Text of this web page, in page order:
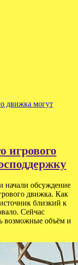
движка могут
игрового
начали обсуждение
движка. Как
близкий к
Сейчас
возможные объём и